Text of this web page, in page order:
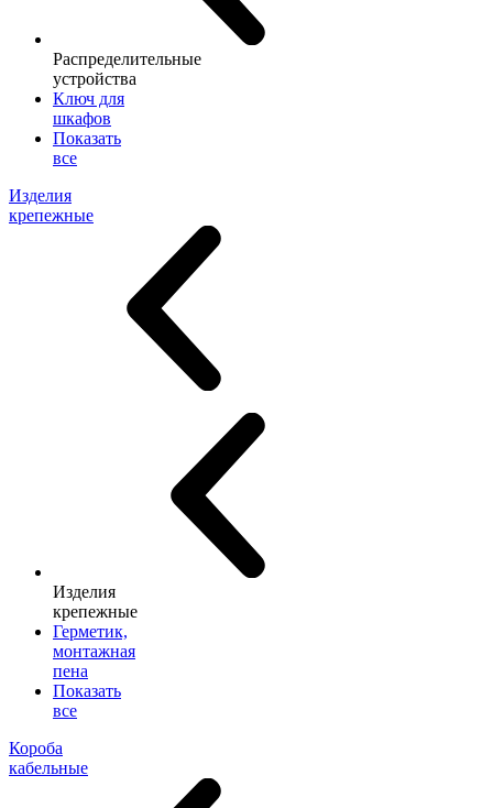
Распределительные
устройства
Ключ для
шкафов
Показать
все
Изделия
крепежные
Изделия
крепежные
Герметик,
монтажная
пена
Показать
все
Короба
кабельные